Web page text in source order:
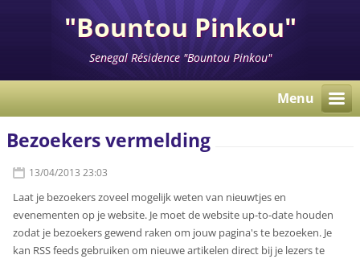
"Bountou Pinkou"
Senegal Résidence "Bountou Pinkou"
Menu
Bezoekers vermelding
13/04/2013 23:03
Laat je bezoekers zoveel mogelijk weten van nieuwtjes en
evenementen op je website. Je moet de website up-to-date houden
zodat je bezoekers gewend raken om jouw pagina's te bezoeken. Je
kan RSS feeds gebruiken om nieuwe artikelen direct bij je lezers te